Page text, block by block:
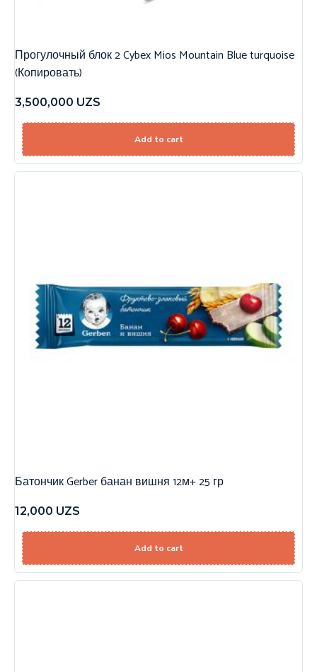
Прогулочный блок 2 Cybex Mios Mountain Blue turquoise
(Копировать)
3,500,000 UZS
Add to cart
Батончик Gerber банан вишня 12м+ 25 гр
12,000 UZS
Add to cart